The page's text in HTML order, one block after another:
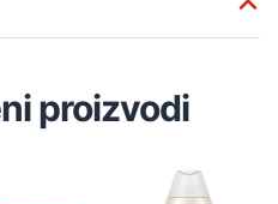
proizvodi